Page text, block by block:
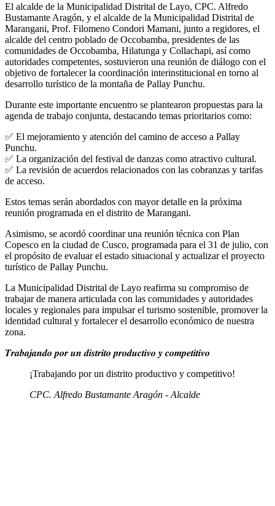
El alcalde de la Municipalidad Distrital de Layo, CPC. Alfredo
Bustamante Aragón, y el alcalde de la Municipalidad Distrital de
Marangani, Prof. Filomeno Condori Mamani, junto a regidores, el
alcalde del centro poblado de Occobamba, presidentes de las
comunidades de Occobamba, Hilatunga y Collachapi, así como
autoridades competentes, sostuvieron una reunión de diálogo con el
objetivo de fortalecer la coordinación interinstitucional en torno al
desarrollo turístico de la montaña de Pallay Punchu.
Durante este importante encuentro se plantearon propuestas para la
agenda de trabajo conjunta, destacando temas prioritarios como:
✅ El mejoramiento y atención del camino de acceso a Pallay
Punchu.
✅ La organización del festival de danzas como atractivo cultural.
✅ La revisión de acuerdos relacionados con las cobranzas y tarifas
de acceso.
Estos temas serán abordados con mayor detalle en la próxima
reunión programada en el distrito de Marangani.
Asimismo, se acordó coordinar una reunión técnica con Plan
Copesco en la ciudad de Cusco, programada para el 31 de julio, con
el propósito de evaluar el estado situacional y actualizar el proyecto
turístico de Pallay Punchu.
La Municipalidad Distrital de Layo reafirma su compromiso de
trabajar de manera articulada con las comunidades y autoridades
locales y regionales para impulsar el turismo sostenible, promover la
identidad cultural y fortalecer el desarrollo económico de nuestra
zona.
𝑻𝒓𝒂𝒃𝒂𝒋𝒂𝒏𝒅𝒐 𝒑𝒐𝒓 𝒖𝒏 𝒅𝒊𝒔𝒕𝒓𝒊𝒕𝒐 𝒑𝒓𝒐𝒅𝒖𝒄𝒕𝒊𝒗𝒐 𝒚 𝒄𝒐𝒎𝒑𝒆𝒕𝒊𝒕𝒊𝒗𝒐
¡Trabajando por un distrito productivo y competitivo!
CPC. Alfredo Bustamante Aragón - Alcalde